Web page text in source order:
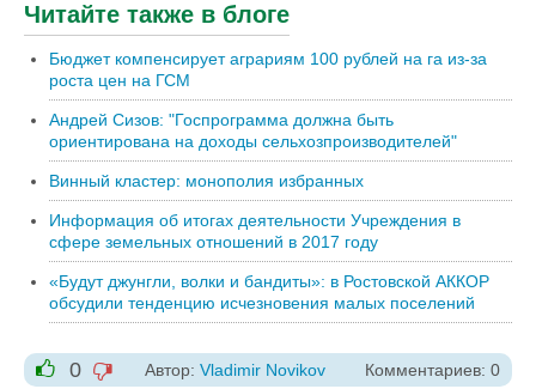
Читайте также в блоге
Бюджет компенсирует аграриям 100 рублей на га из-за
роста цен на ГСМ
Андрей Сизов: "Госпрограмма должна быть
ориентирована на доходы сельхозпроизводителей"
Винный кластер: монополия избранных
Информация об итогах деятельности Учреждения в
сфере земельных отношений в 2017 году
«Будут джунгли, волки и бандиты»: в Ростовской АККОР
обсудили тенденцию исчезновения малых поселений
0 Автор: Vladimir Novikov Комментариев: 0